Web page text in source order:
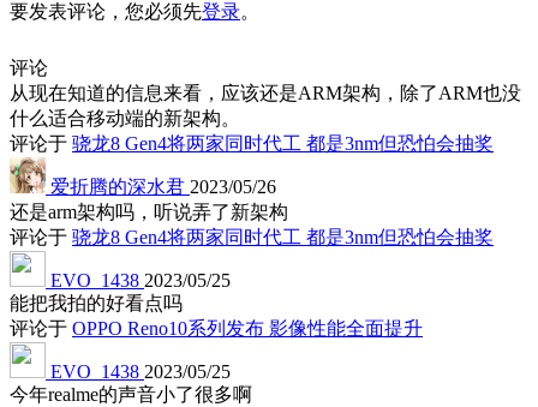
要发表评论，您必须先登录。
评论
从现在知道的信息来看，应该还是ARM架构，除了ARM也没
什么适合移动端的新架构。
评论于 骁龙8 Gen4将两家同时代工 都是3nm但恐怕会抽奖
爱折腾的深水君 2023/05/26
还是arm架构吗，听说弄了新架构
评论于 骁龙8 Gen4将两家同时代工 都是3nm但恐怕会抽奖
EVO_1438 2023/05/25
能把我拍的好看点吗
评论于 OPPO Reno10系列发布 影像性能全面提升
EVO_1438 2023/05/25
今年realme的声音小了很多啊